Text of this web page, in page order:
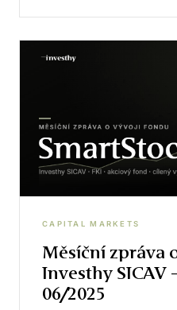
CAPITAL MARKETS
Měsíční zpráva
Investhy SICAV
06/2025